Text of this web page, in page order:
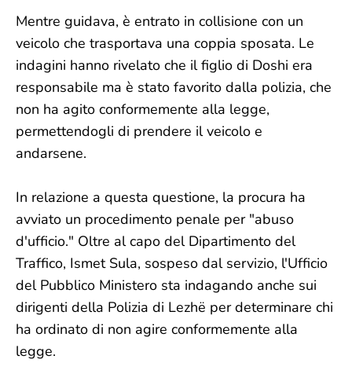
Mentre guidava, è entrato in collisione con un
veicolo che trasportava una coppia sposata. Le
indagini hanno rivelato che il figlio di Doshi era
responsabile ma è stato favorito dalla polizia, che
non ha agito conformemente alla legge,
permettendogli di prendere il veicolo e
andarsene.
In relazione a questa questione, la procura ha
avviato un procedimento penale per "abuso
d'ufficio." Oltre al capo del Dipartimento del
Traffico, Ismet Sula, sospeso dal servizio, l'Ufficio
del Pubblico Ministero sta indagando anche sui
dirigenti della Polizia di Lezhë per determinare chi
ha ordinato di non agire conformemente alla
legge.